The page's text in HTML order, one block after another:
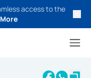
access to the